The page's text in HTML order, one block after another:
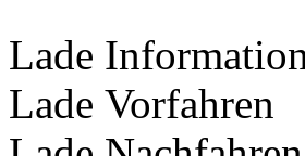
Lade
Lade Vorfahren